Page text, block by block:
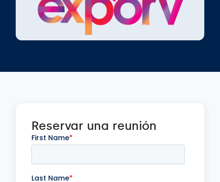
Reservar una reunión